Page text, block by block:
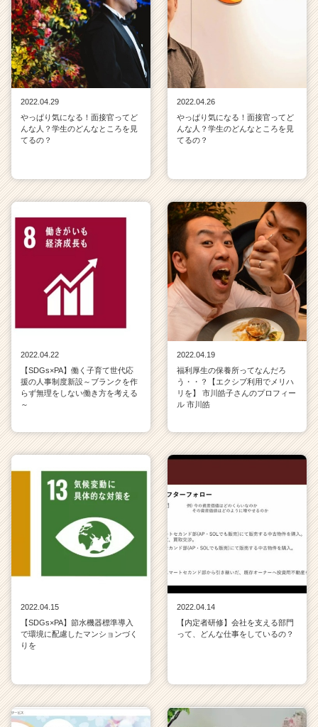
2022.04.29
やっぱり気になる！面接官ってど
んな人？学生のどんなところを見
てるの？
2022.04.26
やっぱり気になる！面接官ってど
んな人？学生のどんなところを見
てるの？
2022.04.22
【SDGs×PA】働く子育て世代応
援の人事制度新設～ブランクを作
らず無理をしない働き方を考える
～
2022.04.19
福利厚生の保養所ってなんだろ
う・・？【エクシブ利用でメリハ
リを】 市川皓子さんのプロフィー
ル 市川皓
2022.04.15
【SDGs×PA】節水機器標準導入
で環境に配慮したマンションづく
りを
2022.04.14
【内定者研修】会社を支える部門
って、どんな仕事をしているの？